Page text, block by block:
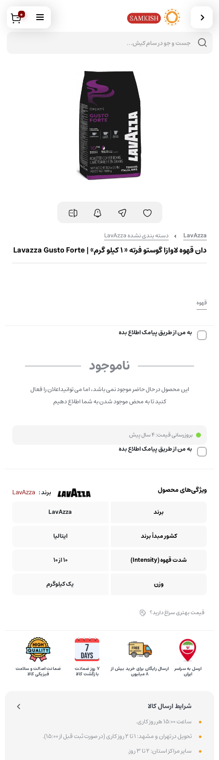
0
LavAzza دسته بندی نشده LavAzza
دان قهوه لاوازا گوستو فرته « 1 کیلو گرم» | Lavazza Gusto Forte
قهوه
به من از طریق پیامک اطلاع بده
ناموجود
این محصول در حال حاضر موجود نمی باشد، اما می توانیداعلان را فعال
کنید تا به محض موجود شدن به شما اطلاع دهیم
بروزرسانی قیمت:4 سال پیش
به من از طریق پیامک اطلاع بده
برند : LavAzza ویژگی‌های محصول
برند LavAzza
کشور مبدأ برند ایتالیا
شدت قهوه (Intensity) 10 از 10
وزن یک کیلوگرم
قیمت بهتری سراغ دارید؟
ارسل به سراسر
ایران
ارسال رایگان برای خرید بیش از
8 میلیون
۷ روز ضمانت
بازگشت کالا
ضمانت اصالت و سلامت
فیزیکی کالا
شرایط ارسال کالا
ساعت 15:00 هر روز کاری.
تحویل در تهران و مشهد: 1 تا 2 روز کاری (در صورت ثبت قبل از 15:00).
سایر مراکز استان: 2 تا 3 روز.